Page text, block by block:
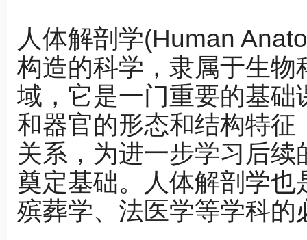
人体解剖学(Human
构造的科学，隶属于生
域，它是一门重要的基
和器官的形态和结构特
关系，为进一步学习后
奠定基础。人体解剖学
殡葬学、法医学等学科的